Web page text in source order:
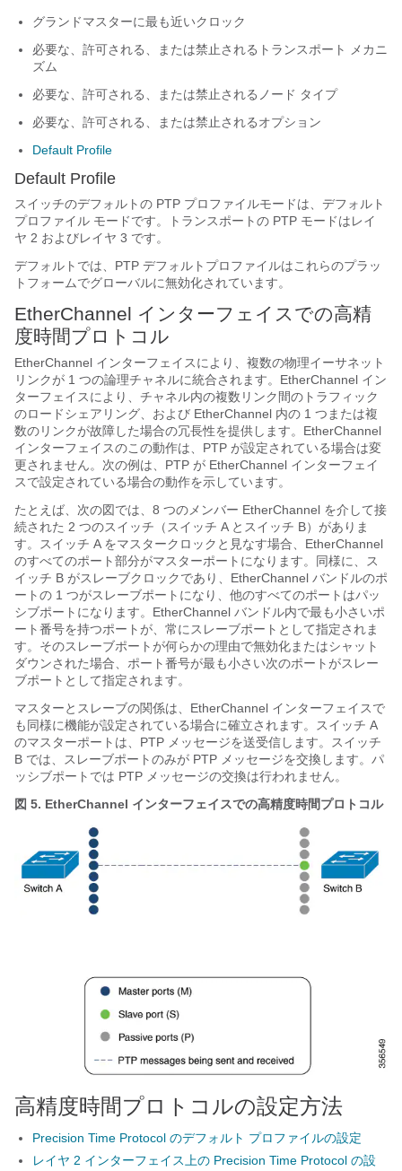
グランドマスターに最も近いクロック
必要な、許可される、または禁止されるトランスポート メカニ
ズム
必要な、許可される、または禁止されるノード タイプ
必要な、許可される、または禁止されるオプション
Default Profile
Default Profile
スイッチのデフォルトの PTP プロファイルモードは、デフォルト
プロファイル モードです。トランスポートの PTP モードはレイ
ヤ 2 およびレイヤ 3 です。
デフォルトでは、PTP デフォルトプロファイルはこれらのプラッ
トフォームでグローバルに無効化されています。
EtherChannel インターフェイスでの高精
度時間プロトコル
EtherChannel インターフェイスにより、複数の物理イーサネット
リンクが 1 つの論理チャネルに統合されます。EtherChannel イン
ターフェイスにより、チャネル内の複数リンク間のトラフィック
のロードシェアリング、および EtherChannel 内の 1 つまたは複
数のリンクが故障した場合の冗長性を提供します。EtherChannel
インターフェイスのこの動作は、PTP が設定されている場合は変
更されません。次の例は、PTP が EtherChannel インターフェイ
スで設定されている場合の動作を示しています。
たとえば、次の図では、8 つのメンバー EtherChannel を介して接
続された 2 つのスイッチ（スイッチ A とスイッチ B）がありま
す。スイッチ A をマスタークロックと見なす場合、EtherChannel
のすべてのポート部分がマスターポートになります。同様に、ス
イッチ B がスレーブクロックであり、EtherChannel バンドルのポ
ートの 1 つがスレーブポートになり、他のすべてのポートはパッ
シブポートになります。EtherChannel バンドル内で最も小さいポ
ート番号を持つポートが、常にスレーブポートとして指定されま
す。そのスレーブポートが何らかの理由で無効化またはシャット
ダウンされた場合、ポート番号が最も小さい次のポートがスレー
ブポートとして指定されます。
マスターとスレーブの関係は、EtherChannel インターフェイスで
も同様に機能が設定されている場合に確立されます。スイッチ A
のマスターポートは、PTP メッセージを送受信します。スイッチ
B では、スレーブポートのみが PTP メッセージを交換します。パ
ッシブポートでは PTP メッセージの交換は行われません。
図 5. EtherChannel インターフェイスでの高精度時間プロトコル
高精度時間プロトコルの設定方法
Precision Time Protocol のデフォルト プロファイルの設定
レイヤ 2 インターフェイス上の Precision Time Protocol の設